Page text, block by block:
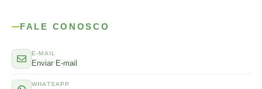
FALE CONOSCO
E-MAIL
Enviar E-mail
WHATSAPP